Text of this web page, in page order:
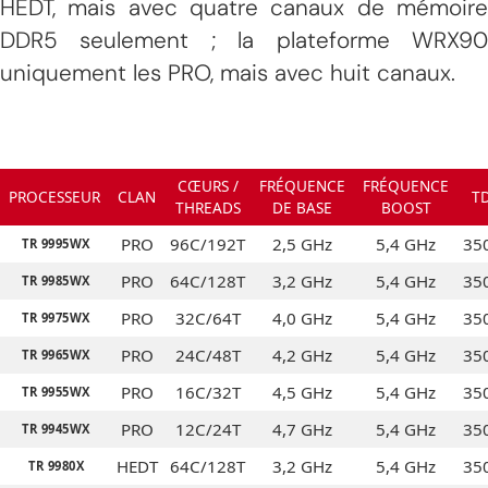
HEDT, mais avec quatre canaux de mémoire
DDR5 seulement ; la plateforme WRX90
uniquement les PRO, mais avec huit canaux.
PROCESSEUR CLAN
CŒURS /
THREADS
FRÉQUENCE
DE BASE
FRÉQUENCE
BOOST
TR 9995WX PRO 96C/192T 2,5 GHz 5,4 GHz
TR 9985WX PRO 64C/128T 3,2 GHz 5,4 GHz
TR 9975WX PRO 32C/64T 4,0 GHz 5,4 GHz
TR 9965WX PRO 24C/48T 4,2 GHz 5,4 GHz
TR 9955WX PRO 16C/32T 4,5 GHz 5,4 GHz
TR 9945WX PRO 12C/24T 4,7 GHz 5,4 GHz
TR 9980X HEDT 64C/128T 3,2 GHz 5,4 GHz